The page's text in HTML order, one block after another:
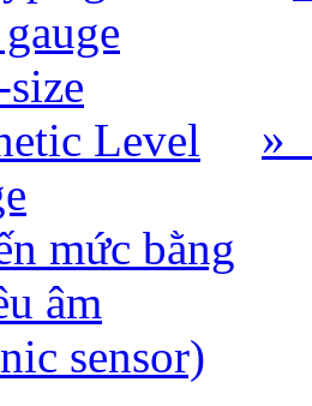
Level
mức bằng
âm
sensor)
»